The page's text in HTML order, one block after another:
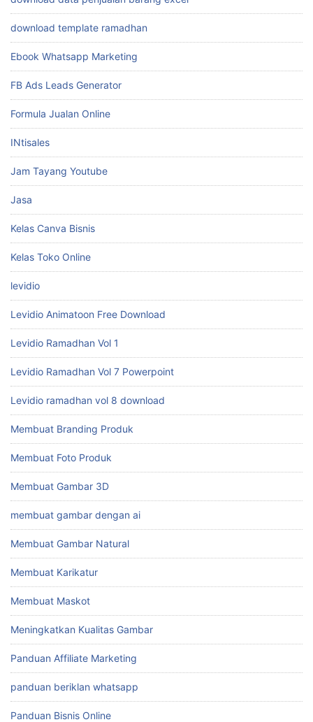
download template ramadhan
Ebook Whatsapp Marketing
FB Ads Leads Generator
Formula Jualan Online
INtisales
Jam Tayang Youtube
Jasa
Kelas Canva Bisnis
Kelas Toko Online
levidio
Levidio Animatoon Free Download
Levidio Ramadhan Vol 1
Levidio Ramadhan Vol 7 Powerpoint
Levidio ramadhan vol 8 download
Membuat Branding Produk
Membuat Foto Produk
Membuat Gambar 3D
membuat gambar dengan ai
Membuat Gambar Natural
Membuat Karikatur
Membuat Maskot
Meningkatkan Kualitas Gambar
Panduan Affiliate Marketing
panduan beriklan whatsapp
Panduan Bisnis Online